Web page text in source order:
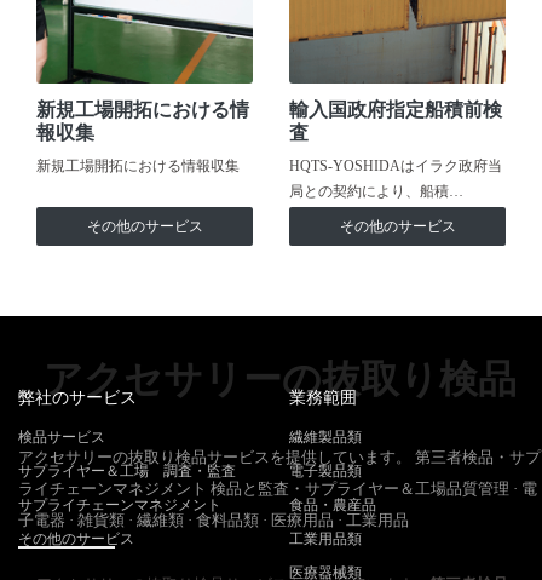
新規工場開拓における情
報収集
新規工場開拓における情報収集
その他のサービス
輸入国政府指定船積前検
査
HQTS-YOSHIDAはイラク政府当
局との契約により、船積…
その他のサービス
アクセサリーの抜取り検品
アクセサリーの抜取り検品サービスを提供しています。 第三者検品・サプ
ライチェーンマネジメント 検品と監査・サプライヤー＆工場品質管理 · 電
子電器 · 雑貨類 · 繊維類 · 食料品類 · 医療用品 · 工業用品
弊社のサービス
検品サービス
サプライヤー＆工場 調査・監査
サプライチェーンマネジメント
その他のサービス
業務範囲
繊維製品類
電子製品類
食品・農産品
工業用品類
医療器械類